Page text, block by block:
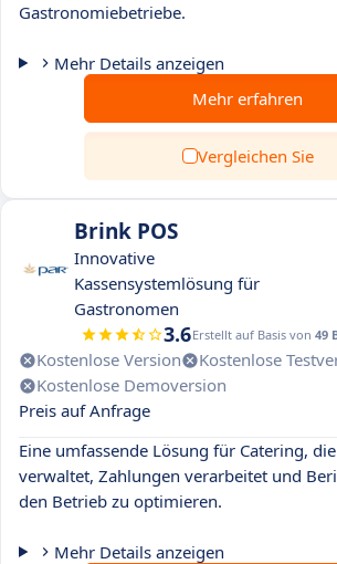
Gastronomiebetriebe.
Mehr Details anzeigen
Mehr erfahren
Vergleichen Sie
Brink POS
Innovative
Kassensystemlösung für
Gastronomen
3.6Erstellt auf Basis von 49
Kostenlose Version
Kostenlose
Kostenlose Demoversion
Preis auf Anfrage
Eine umfassende Lösung für Catering,
verwaltet, Zahlungen verarbeitet und
den Betrieb zu optimieren.
Mehr Details anzeigen